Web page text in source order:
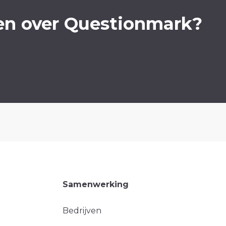
over Questionmark?
Samenwerking
Bedrijven